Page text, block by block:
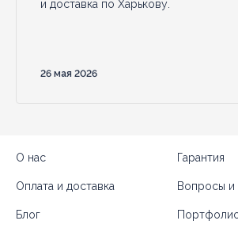
и доставка по Харькову.
26 мая 2026
О нас Гарантия
Оплата и доставка Вопросы и
Блог